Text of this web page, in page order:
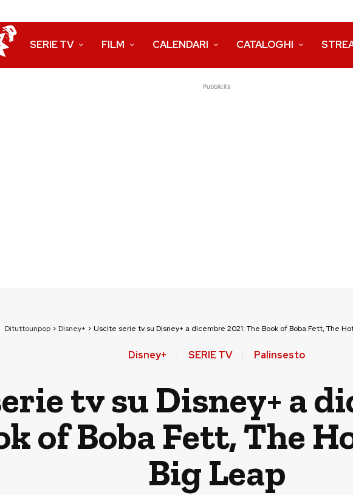
SERIE TV FILM CALENDARI CATALOGHI
Pubblicità
Dituttounpop > Disney+ > Uscite serie tv su Disney+ a dicembre 2021: The Book of Boba Fett, The
Disney+ SERIE TV Palinsesto
tv su Disney+ a
of Boba Fett, The
Big Leap